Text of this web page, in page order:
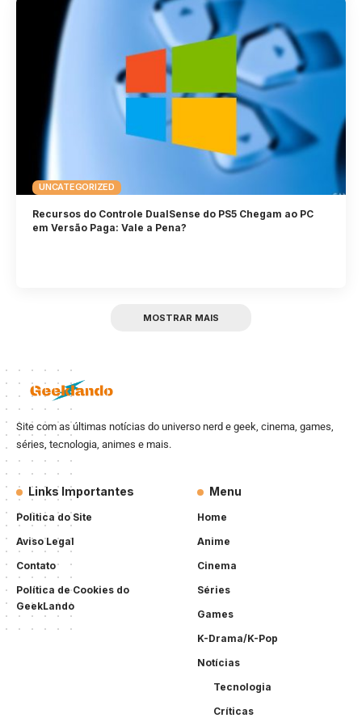
UNCATEGORIZED
Recursos do Controle DualSense do PS5 Chegam ao PC
em Versão Paga: Vale a Pena?
MOSTRAR MAIS
Site com as últimas notícias do universo nerd e geek, cinema, games,
séries, tecnologia, animes e mais.
Links Importantes
Politica do Site
Aviso Legal
Contato
Política de Cookies do
GeekLando
Menu
Home
Anime
Cinema
Séries
Games
K-Drama/K-Pop
Notícias
Tecnologia
Críticas